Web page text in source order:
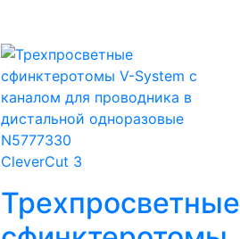
CleverCut 3
Трехпросветные